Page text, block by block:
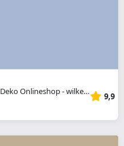
Wilkens Wohnstudio - Deko Onlineshop - wilkens-wohnstudio.de
9,9